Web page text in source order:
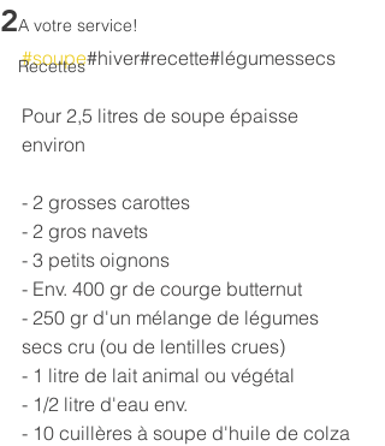
A votre service!
Recettes
2
#soupe#hiver#recette#légumessecs
Pour 2,5 litres de soupe épaisse
environ
- 2 grosses carottes
- 2 gros navets
- 3 petits oignons
- Env. 400 gr de courge butternut
- 250 gr d'un mélange de légumes
secs cru (ou de lentilles crues)
- 1 litre de lait animal ou végétal
- 1/2 litre d'eau env.
- 10 cuillères à soupe d'huile de colza